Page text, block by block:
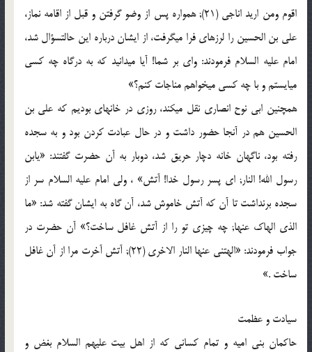
اقوم ومن ارید اناجی (21); همواره پس از وضو گرفتن و قبل از اقامه نماز،
علی بن الحسین را لرزه‏ای فرا می‏گرفت، از ایشان درباره این حالت‏سؤال شد،
امام علیه السلام فرمودند: وای بر شما! آیا می‏دانید که به درگاه چه کسی
می‏ایستم و با چه کسی می‏خواهم مناجات کنم؟»
همچنین ابی نوح انصاری نقل می‏کند، روزی در خانه‏ای بودیم که علی بن
الحسین هم در آن‏جا حضور داشت و در حال عبادت کردن بود و به سجده
رفته بود، ناگهان خانه دچار حریق شد، دوبار به آن حضرت گفتند: «یابن
رسول الله! النار; ای پسر رسول خدا! آتش‏» ، ولی امام علیه السلام سر از
سجده برنداشت تا آن که آتش خاموش شد، آن گاه به ایشان گفته شد: «ما
الذی الهاک عنها; چه چیزی تو را از آتش غافل ساخت؟» آن حضرت در
جواب فرمودند: «الهتنی عنها النار الاخری (22); آتش آخرت مرا از آن غافل
ساخت .»
سیادت و عظمت
حاکمان بنی امیه و تمام کسانی که از اهل بیت علیهم السلام بغض و